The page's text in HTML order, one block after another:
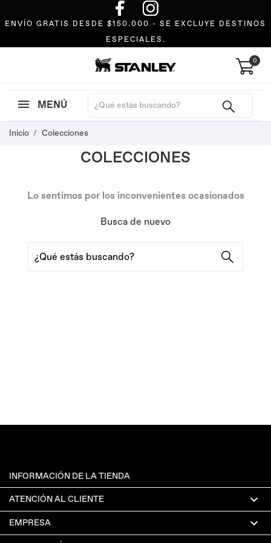
ENVÍO GRATIS DESDE $150.000 - SE EXCLUYE DESTINOS
ESPECIALES.
0
MENÚ
Inicio Colecciones
COLECCIONES
Lo sentimos por los inconvenientes ocasionados
Busca de nuevo
INFORMACIÓN DE LA TIENDA
ATENCIÓN AL CLIENTE 
EMPRESA 